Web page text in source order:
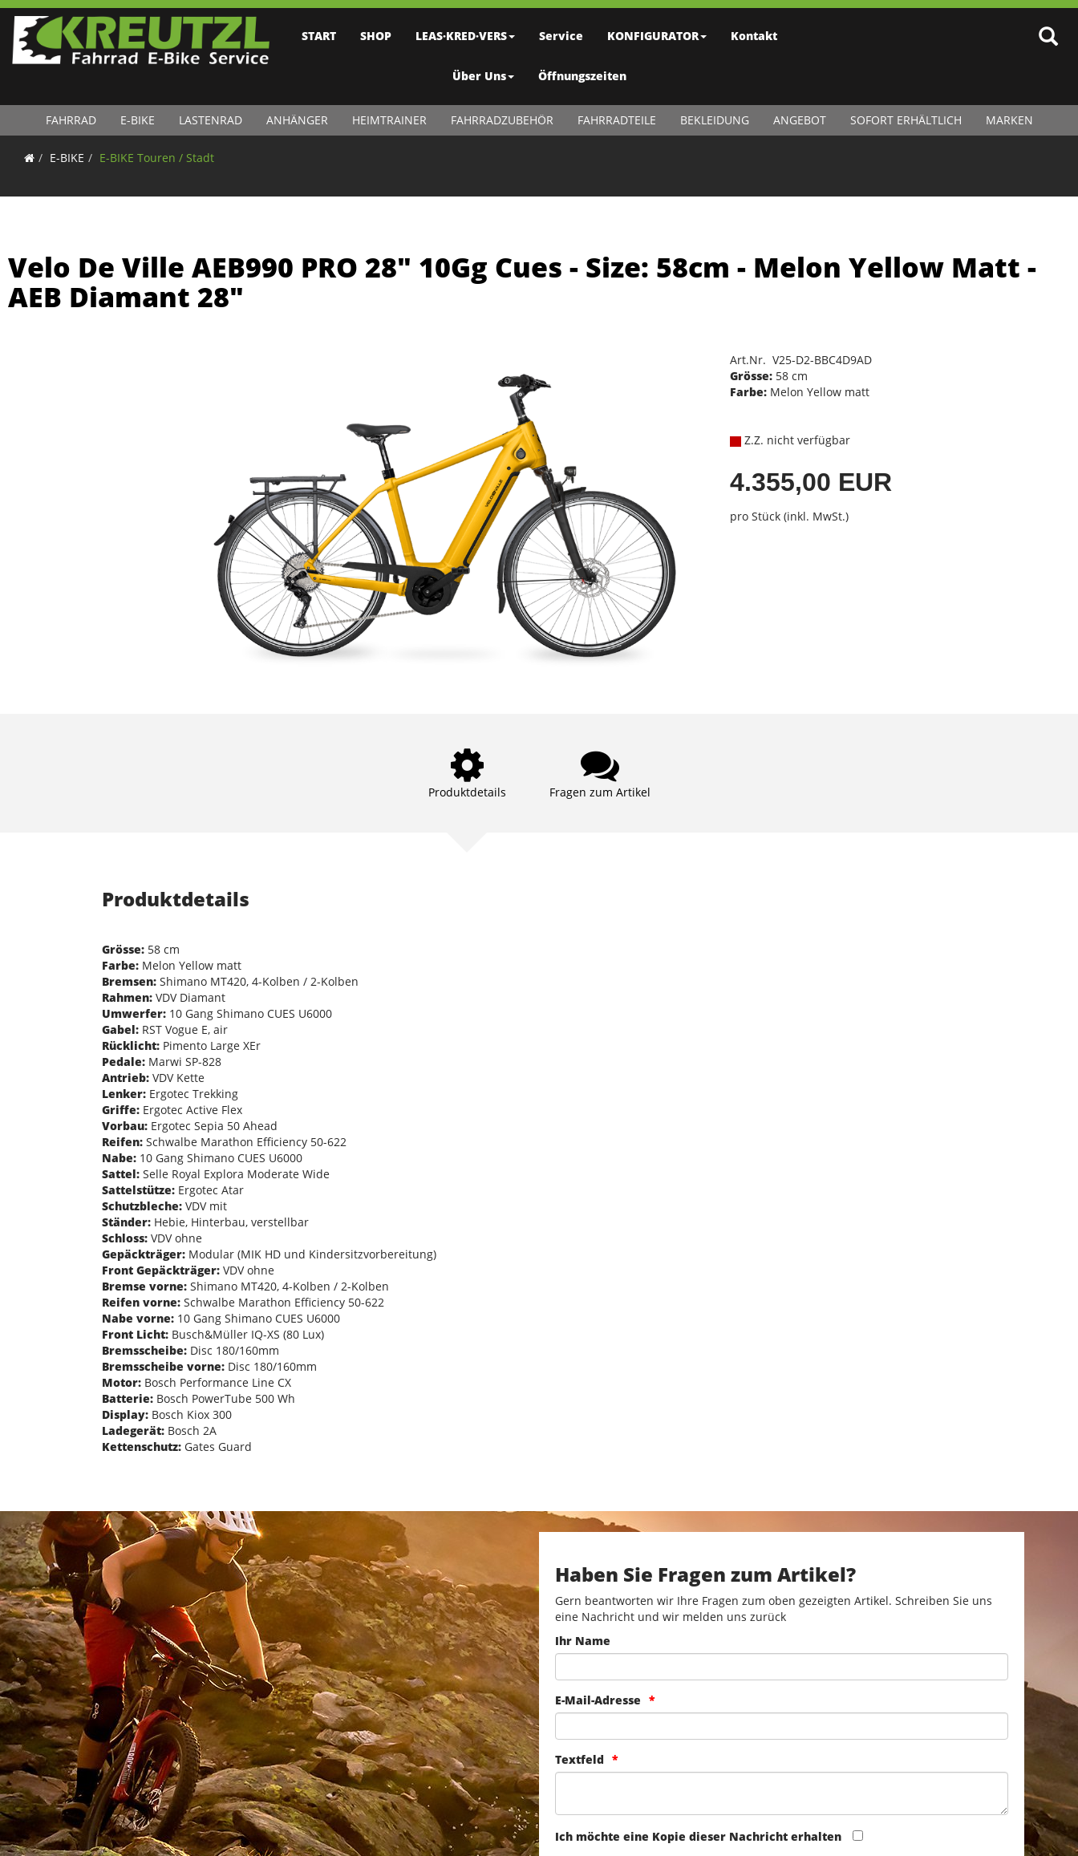
START SHOP LEAS·KRED·VERS Service KONFIGURATOR Kontakt
Über Uns Öffnungszeiten
FAHRRAD E-BIKE LASTENRAD ANHÄNGER HEIMTRAINER FAHRRADZUBEHÖR FAHRRADTEILE BEKLEIDUNG ANGEBOT SOFORT ERHÄLTLICH MARKEN
E-BIKE E-BIKE Touren / Stadt
Velo De Ville AEB990 PRO 28" 10Gg Cues - Size: 58cm - Melon Yellow Matt -
AEB Diamant 28"
Art.Nr. V25-D2-BBC4D9AD
Grösse:58 cm
Farbe:Melon Yellow matt
Z.Z. nicht verfügbar
4.355,00 EUR
pro Stück (inkl. MwSt.)
Produktdetails Fragen zum Artikel
Produktdetails
Grösse: 58 cm
Farbe: Melon Yellow matt
Bremsen: Shimano MT420, 4-Kolben / 2-Kolben
Rahmen: VDV Diamant
Umwerfer: 10 Gang Shimano CUES U6000
Gabel: RST Vogue E, air
Rücklicht: Pimento Large XEr
Pedale: Marwi SP-828
Antrieb: VDV Kette
Lenker: Ergotec Trekking
Griffe: Ergotec Active Flex
Vorbau: Ergotec Sepia 50 Ahead
Reifen: Schwalbe Marathon Efficiency 50-622
Nabe: 10 Gang Shimano CUES U6000
Sattel: Selle Royal Explora Moderate Wide
Sattelstütze: Ergotec Atar
Schutzbleche: VDV mit
Ständer: Hebie, Hinterbau, verstellbar
Schloss: VDV ohne
Gepäckträger: Modular (MIK HD und Kindersitzvorbereitung)
Front Gepäckträger: VDV ohne
Bremse vorne: Shimano MT420, 4-Kolben / 2-Kolben
Reifen vorne: Schwalbe Marathon Efficiency 50-622
Nabe vorne: 10 Gang Shimano CUES U6000
Front Licht: Busch&Müller IQ-XS (80 Lux)
Bremsscheibe: Disc 180/160mm
Bremsscheibe vorne: Disc 180/160mm
Motor: Bosch Performance Line CX
Batterie: Bosch PowerTube 500 Wh
Display: Bosch Kiox 300
Ladegerät: Bosch 2A
Kettenschutz: Gates Guard
Haben Sie Fragen zum Artikel?
Gern beantworten wir Ihre Fragen zum oben gezeigten Artikel. Schreiben Sie uns
eine Nachricht und wir melden uns zurück
Ihr Name
E-Mail-Adresse
Textfeld
Ich möchte eine Kopie dieser Nachricht erhalten